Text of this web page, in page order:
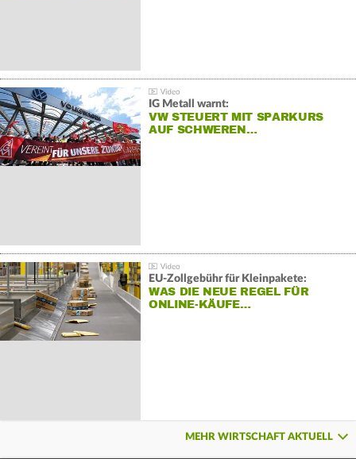
IG Metall warnt:
VW STEUERT MIT SPARKURS
AUF SCHWEREN…
EU-Zollgebühr für Kleinpakete:
WAS DIE NEUE REGEL FÜR
ONLINE-KÄUFE…
MEHR WIRTSCHAFT AKTUELL